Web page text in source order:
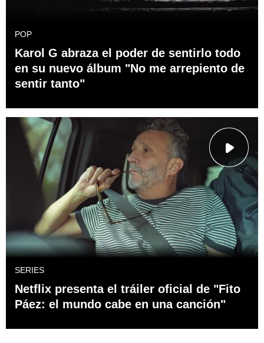
POP
Karol G abraza el poder de sentirlo todo
en su nuevo álbum "No me arrepiento de
sentir tanto"
SERIES
Netflix presenta el tráiler oficial de "Fito
Páez: el mundo cabe en una canción"